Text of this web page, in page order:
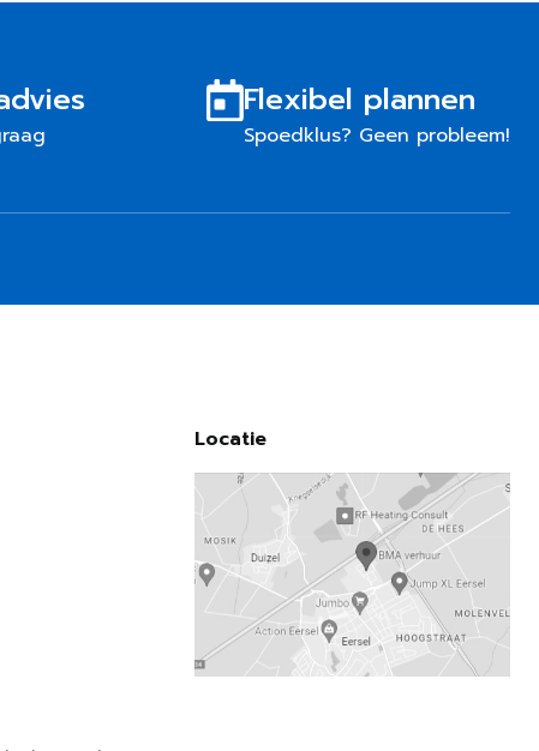
Flexibel plannen
Spoedklus? Geen probleem!
Locatie